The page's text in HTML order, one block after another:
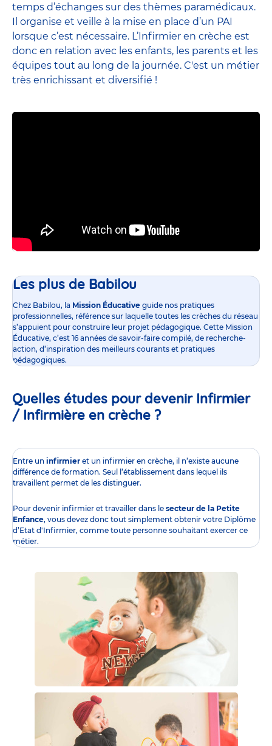
temps d’échanges sur des thèmes paramédicaux.
Il organise et veille à la mise en place d’un PAI
lorsque c’est nécessaire. L’Infirmier en crèche est
donc en relation avec les enfants, les parents et les
équipes tout au long de la journée. C'est un métier
très enrichissant et diversifié !
Les plus de Babilou
Chez Babilou, la Mission Éducative guide nos pratiques
professionnelles, référence sur laquelle toutes les crèches du réseau
s’appuient pour construire leur projet pédagogique. Cette Mission
Éducative, c’est 16 années de savoir-faire compilé, de recherche-
action, d’inspiration des meilleurs courants et pratiques
pédagogiques.
Quelles études pour devenir Infirmier
/ Infirmière en crèche ?
Entre un infirmier et un infirmier en crèche, il n’existe aucune
différence de formation. Seul l’établissement dans lequel ils
travaillent permet de les distinguer.
Pour devenir infirmier et travailler dans le secteur de la Petite
Enfance, vous devez donc tout simplement obtenir votre Diplôme
d’Etat d'Infirmier, comme toute personne souhaitant exercer ce
métier.